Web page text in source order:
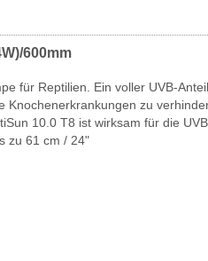
600mm
für Reptilien. Ein voller UVB-
Knochenerkrankungen zu
10.0 T8 ist wirksam für die
zu 61 cm / 24"